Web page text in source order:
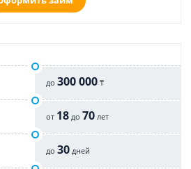
до 300 000 ₸
от 18 до 70 лет
до 30 дней